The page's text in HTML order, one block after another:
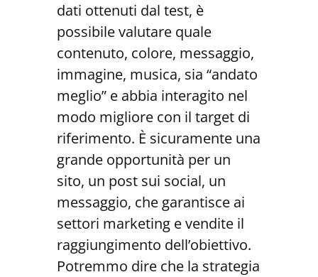
dati ottenuti dal test, è
possibile valutare quale
contenuto, colore, messaggio,
immagine, musica, sia “andato
meglio” e abbia interagito nel
modo migliore con il target di
riferimento. È sicuramente una
grande opportunità per un
sito, un post sui social, un
messaggio, che garantisce ai
settori marketing e vendite il
raggiungimento dell’obiettivo.
Potremmo dire che la strategia